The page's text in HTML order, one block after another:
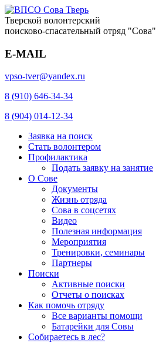
Тверской волонтерский
поисково-спасательный отряд "Сова"
E-MAIL
vpso-tver@yandex.ru
8 (910) 646-34-34
8 (904) 014-12-34
Заявка на поиск
Стать волонтером
Профилактика
Подать заявку на занятие
О Сове
Документы
Жизнь отряда
Сова в соцсетях
Видео
Полезная информация
Мероприятия
Тренировки, семинары
Партнеры
Поиски
Активные поиски
Отчеты о поисках
Как помочь отряду
Все варианты помощи
Батарейки для Совы
Собираетесь в лес?